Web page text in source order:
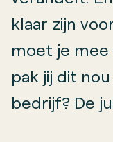
klaar zijn
moet je mee
pak jij dit
bedrijf? De